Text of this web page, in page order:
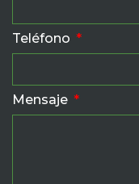
Teléfono
Mensaje